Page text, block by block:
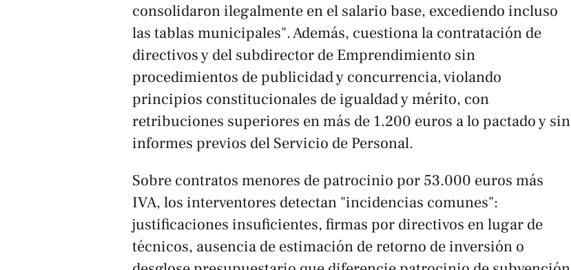
consolidaron ilegalmente en el salario base, excediendo incluso
las tablas municipales". Además, cuestiona la contratación de
directivos y del subdirector de Emprendimiento sin
procedimientos de publicidad y concurrencia, violando
principios constitucionales de igualdad y mérito, con
retribuciones superiores en más de 1.200 euros a lo pactado y sin
informes previos del Servicio de Personal.
Sobre contratos menores de patrocinio por 53.000 euros más
IVA, los interventores detectan "incidencias comunes":
justificaciones insuficientes, firmas por directivos en lugar de
técnicos, ausencia de estimación de retorno de inversión o